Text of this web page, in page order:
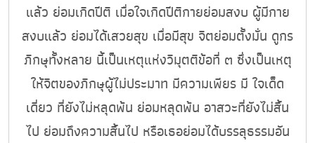
แล้ว ย่อมเกิดปีติ เมื่อใจเกิดปีติกายย่อมสงบ ผู้มีกาย
สงบแล้ว ย่อมได้เสวยสุข เมื่อมีสุข จิตย่อมตั้งมั่น ดูกร
ภิกษุทั้งหลาย นี้เป็นเหตุแห่งวิมุตติข้อที่ ๓ ซึ่งเป็นเหตุ
ให้จิตของภิกษุผู้ไม่ประมาท มีความเพียร มี ใจเด็ด
เดี่ยว ที่ยังไม่หลุดพ้น ย่อมหลุดพ้น อาสวะที่ยังไม่สิ้น
ไป ย่อมถึงความสิ้นไป หรือเธอย่อมได้บรรลุธรรมอัน